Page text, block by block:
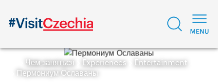
Чем заняться Experiences
Entertainment
Пермониум Ославаны